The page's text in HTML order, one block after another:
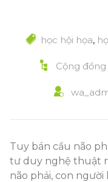
học hội họa,
Cộng
Tuy bán cầu não
tư duy nghệ thuật
não phải, con